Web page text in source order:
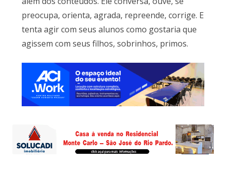
preocupa, orienta, agrada, repreende, corrige. E
tenta agir com seus alunos como gostaria que
agissem com seus filhos, sobrinhos, primos.